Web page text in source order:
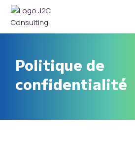
Politique de
confidentialité